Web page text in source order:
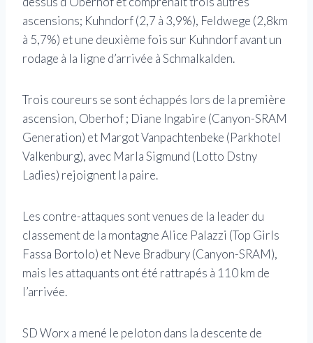
ascensions; Kuhndorf (2,7 à 3,9%), Feldwege (2,8km
à 5,7%) et une deuxième fois sur Kuhndorf avant un
rodage à la ligne d’arrivée à Schmalkalden.
Trois coureurs se sont échappés lors de la première
ascension, Oberhof ; Diane Ingabire (Canyon-SRAM
Generation) et Margot Vanpachtenbeke (Parkhotel
Valkenburg), avec Marla Sigmund (Lotto Dstny
Ladies) rejoignent la paire.
Les contre-attaques sont venues de la leader du
classement de la montagne Alice Palazzi (Top Girls
Fassa Bortolo) et Neve Bradbury (Canyon-SRAM),
mais les attaquants ont été rattrapés à 110 km de
l’arrivée.
SD Worx a mené le peloton dans la descente de